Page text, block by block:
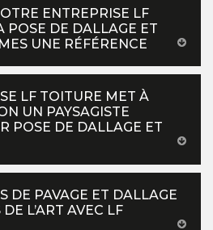
ENTREPRISE LF
POSE DE DALLAGE ET
UNE RÉFÉRENCE
LF TOITURE MET À
UN PAYSAGISTE
POSE DE DALLAGE ET
DE PAVAGE ET DALLAGE
L’ART AVEC LF